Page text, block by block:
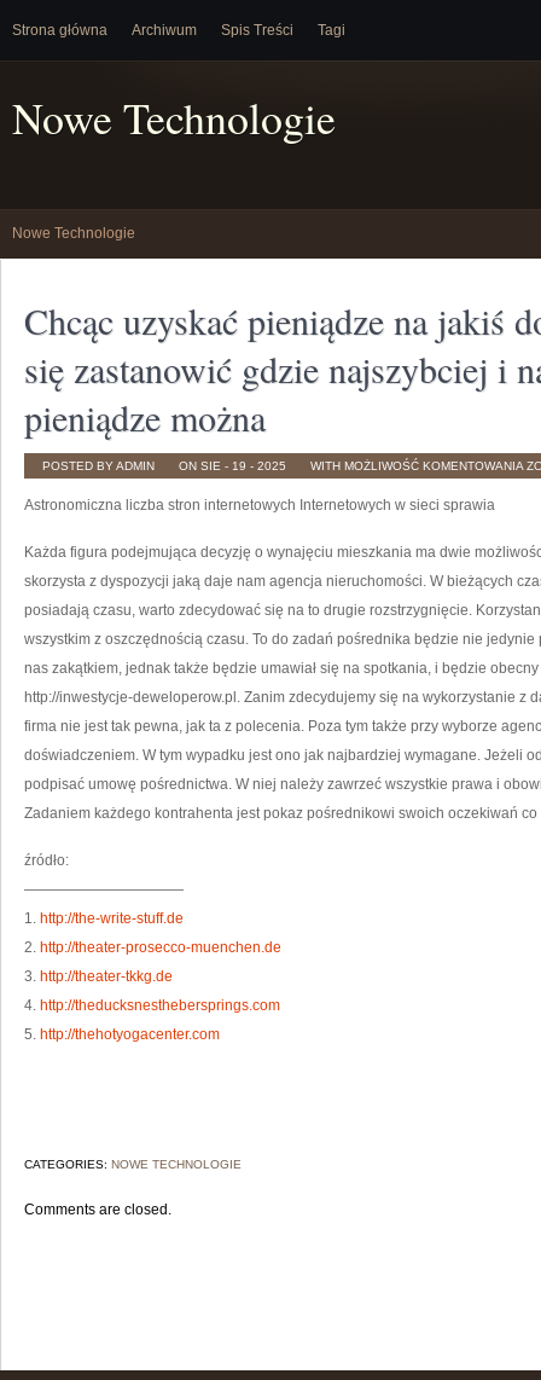
Strona główna Archiwum Spis Treści Tagi
Nowe Technologie
Nowe Technologie
Chcąc uzyskać pieniądze na jakiś
się zastanowić gdzie najszybciej i
pieniądze można
POSTED BY ADMIN ON SIE - 19 - 2025 WITH MOŻLIWOŚĆ KOMENTOWANIA
Astronomiczna liczba stron internetowych Internetowych w sieci sprawia
Każda figura podejmująca decyzję o wynajęciu mieszkania ma dwie
skorzysta z dyspozycji jaką daje nam agencja nieruchomości. W bieżących
posiadają czasu, warto zdecydować się na to drugie rozstrzygnięcie.
wszystkim z oszczędnością czasu. To do zadań pośrednika będzie nie
nas zakątkiem, jednak także będzie umawiał się na spotkania, i będzie
http://inwestycje-deweloperow.pl. Zanim zdecydujemy się na wykorzystanie z
firma nie jest tak pewna, jak ta z polecenia. Poza tym także przy wyborze
doświadczeniem. W tym wypadku jest ono jak najbardziej wymagane. Jeżeli
podpisać umowę pośrednictwa. W niej należy zawrzeć wszystkie prawa i
Zadaniem każdego kontrahenta jest pokaz pośrednikowi swoich oczekiwań
źródło:
———————————
1. http://the-write-stuff.de
2. http://theater-prosecco-muenchen.de
3. http://theater-tkkg.de
4. http://theducksnesthebersprings.com
5. http://thehotyogacenter.com
CATEGORIES: NOWE TECHNOLOGIE
Comments are closed.